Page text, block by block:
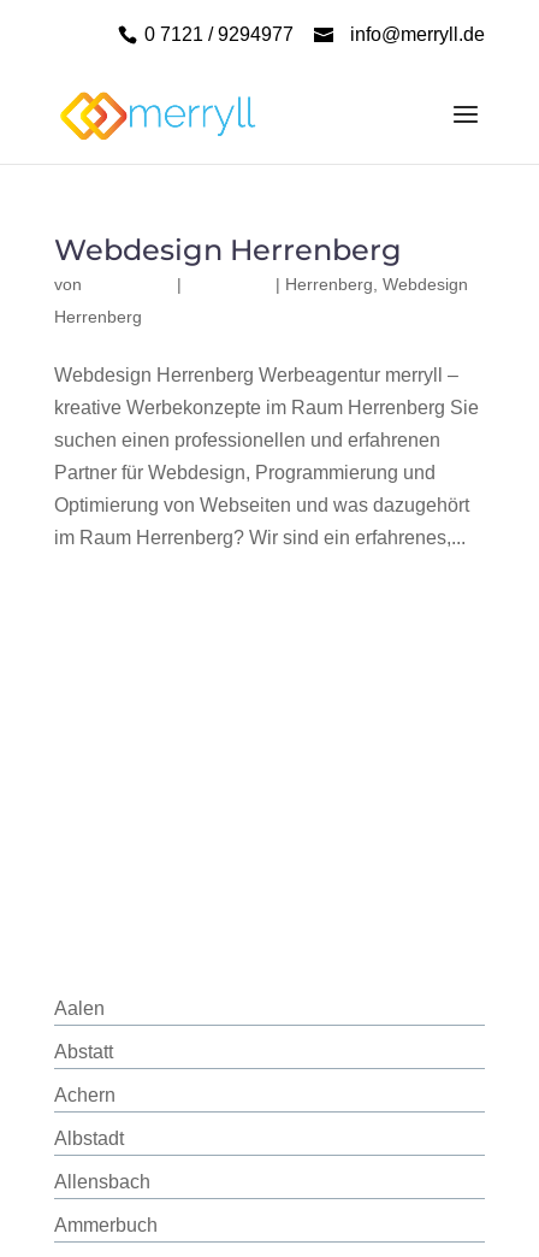
0 7121 / 9294977 info@merryll.de
Webdesign Herrenberg
von | | Herrenberg Webdesign
Herrenberg
Webdesign Herrenberg Werbeagentur merryll –
kreative Werbekonzepte im Raum Herrenberg Sie
suchen einen professionellen und erfahrenen
Partner für Webdesign, Programmierung und
Optimierung von Webseiten und was dazugehört
im Raum Herrenberg? Wir sind ein erfahrenes,...
Aalen
Abstatt
Achern
Albstadt
Allensbach
Ammerbuch